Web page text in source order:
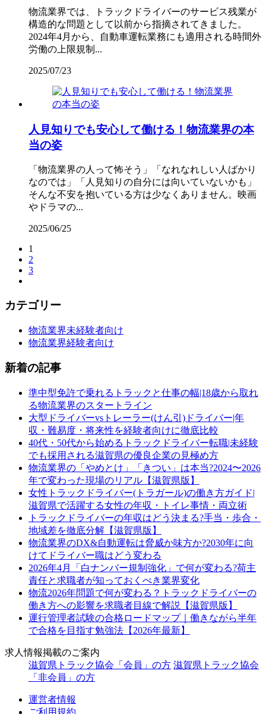
物流業界では、トラックドライバーのサービス残業が
構造的な問題として以前から指摘されてきました。
2024年4月から、自動車運転業務にも適用される時間外
労働の上限規制...
2025/07/23
人見知りでも安心して働ける！物流業界の本
当の姿
「物流業界の人って怖そう」「なれなれしい人ばかり
なのでは」「人見知りの自分には向いていないかも」
そんな不安を抱いている方は少なくありません。映画
やドラマの...
2025/06/25
1
2
3
カテゴリー
物流業界未経験者向け
物流業界経験者向け
新着の記事
準中型免許で乗れるトラックと仕事の幅|18歳から取れ
る物流業界のスタートライン
大型ドライバーvsトレーラー(けん引)ドライバー|年
収・難易度・将来性を経験者向けに徹底比較
40代・50代から始めるトラックドライバー転職|未経験
でも採用される滋賀県の優良企業の見極め方
物流業界の「やめとけ」「きつい」は本当?2024〜2026
年で変わった現場のリアル【滋賀県版】
女性トラックドライバー(トラガール)の働き方ガイド|
滋賀県で活躍する女性の年収・トイレ事情・両立術
トラックドライバーの年収はどう決まる?手当・歩合・
地域差を徹底分解【滋賀県版】
物流業界のDX&自動運転は脅威か味方か?2030年に向
けてドライバー職はどう変わる
2026年4月「白ナンバー規制強化」で何が変わる?荷主
責任と求職者が知っておくべき業界変化
物流2026年問題で何が変わる？トラックドライバーの
働き方への影響を求職者目線で解説【滋賀県版】
運行管理者試験の合格ロードマップ｜働きながら半年
で合格を目指す勉強法【2026年最新】
求人情報掲載のご案内
滋賀県トラック協会「会員」の方 滋賀県トラック協会
「非会員」の方
運営者情報